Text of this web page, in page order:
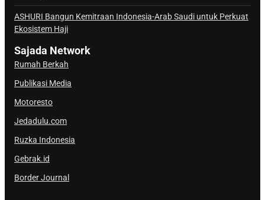
j
a
d
a
ASHURI Bangun Kemitraan Indonesia-Arab Saudi untuk Perkuat
Ekosistem Haji
Sajada Network
Rumah Berkah
Publikasi Media
Motoresto
Jedadulu.com
Ruzka Indonesia
Gebrak.id
Border Journal